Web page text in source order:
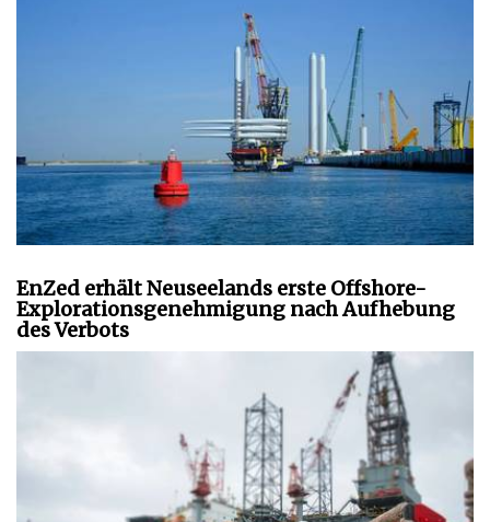
EnZed erhält Neuseelands erste Offshore-
Explorationsgenehmigung nach Aufhebung
des Verbots